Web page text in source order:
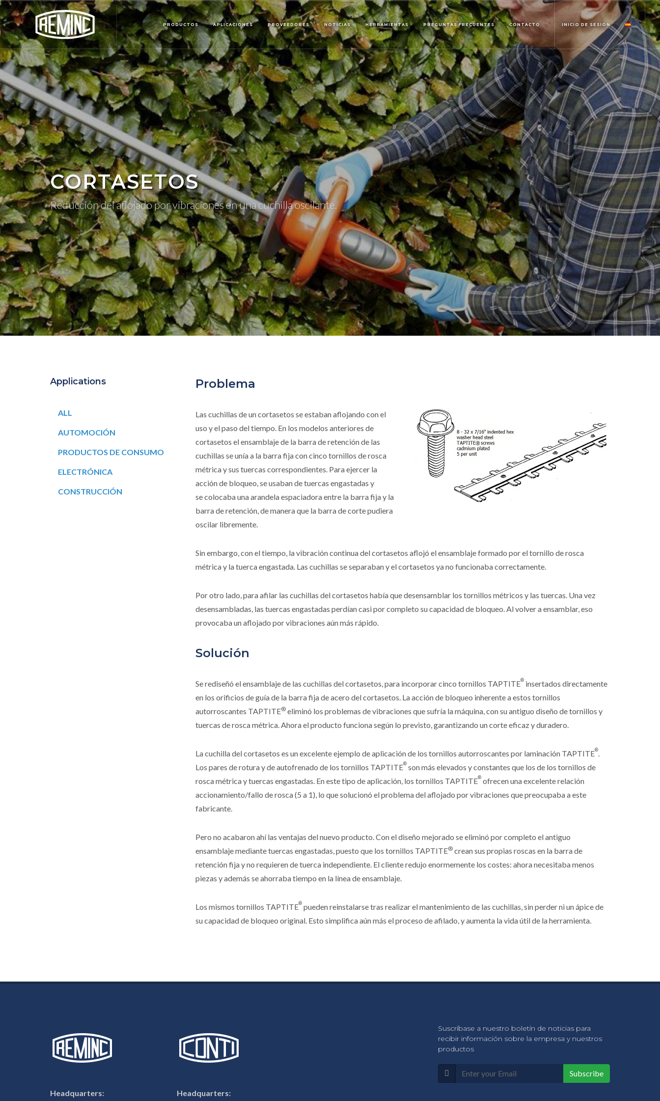
PRODUCTOS APLICACIONES PROVEEDORES NOTICIAS HERRAMIENTAS PREGUNTAS FRECUENTES CONTACTO INICIO DE SESIÓN
CORTASETOS
Reducción del aflojado por vibraciones en una cuchilla oscilante.
Problema
Las cuchillas de un cortasetos se estaban aflojando con el
uso y el paso del tiempo. En los modelos anteriores de
cortasetos el ensamblaje de la barra de retención de las
cuchillas se unía a la barra fija con cinco tornillos de rosca
métrica y sus tuercas correspondientes. Para ejercer la
acción de bloqueo, se usaban de tuercas engastadas y
se colocaba una arandela espaciadora entre la barra fija y la
barra de retención, de manera que la barra de corte pudiera
oscilar libremente.
Sin embargo, con el tiempo, la vibración continua del cortasetos aflojó el ensamblaje formado por el tornillo de rosca
métrica y la tuerca engastada. Las cuchillas se separaban y el cortasetos ya no funcionaba correctamente.
Por otro lado, para afilar las cuchillas del cortasetos había que desensamblar los tornillos métricos y las tuercas. Una vez
desensambladas, las tuercas engastadas perdían casi por completo su capacidad de bloqueo. Al volver a ensamblar, eso
provocaba un aflojado por vibraciones aún más rápido.
Solución
Se rediseñó el ensamblaje de las cuchillas del cortasetos, para incorporar cinco tornillos TAPTITE® insertados directamente
en los orificios de guía de la barra fija de acero del cortasetos. La acción de bloqueo inherente a estos tornillos
autorroscantes TAPTITE® eliminó los problemas de vibraciones que sufría la máquina, con su antiguo diseño de tornillos y
tuercas de rosca métrica. Ahora el producto funciona según lo previsto, garantizando un corte eficaz y duradero.
La cuchilla del cortasetos es un excelente ejemplo de aplicación de los tornillos autorroscantes por laminación TAPTITE®.
Los pares de rotura y de autofrenado de los tornillos TAPTITE® son más elevados y constantes que los de los tornillos de
rosca métrica y tuercas engastadas. En este tipo de aplicación, los tornillos TAPTITE® ofrecen una excelente relación
accionamiento/fallo de rosca (5 a 1), lo que solucionó el problema del aflojado por vibraciones que preocupaba a este
fabricante.
Pero no acabaron ahí las ventajas del nuevo producto. Con el diseño mejorado se eliminó por completo el antiguo
ensamblaje mediante tuercas engastadas, puesto que los tornillos TAPTITE® crean sus propias roscas en la barra de
retención fija y no requieren de tuerca independiente. El cliente redujo enormemente los costes: ahora necesitaba menos
piezas y además se ahorraba tiempo en la línea de ensamblaje.
Los mismos tornillos TAPTITE® pueden reinstalarse tras realizar el mantenimiento de las cuchillas, sin perder ni un ápice de
su capacidad de bloqueo original. Esto simplifica aún más el proceso de afilado, y aumenta la vida útil de la herramienta.
Applications
ALL
AUTOMOCIÓN
PRODUCTOS DE CONSUMO
ELECTRÓNICA
CONSTRUCCIÓN
Headquarters:
Headquarters:
Suscríbase a nuestro boletín de noticias para
recibir información sobre la empresa y nuestros
productos
Subscribe